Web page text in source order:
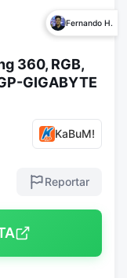
Fernando H.
360, RGB,
GIGABYTE
KaBuM!
Reportar